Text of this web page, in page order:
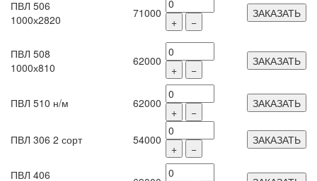
ПВЛ 506
1000х2820
71000
+ −
ЗАКАЗАТЬ
ПВЛ 508
1000х810
62000
+ −
ЗАКАЗАТЬ
ПВЛ 510 н/м 62000
+ −
ЗАКАЗАТЬ
ПВЛ 306 2 сорт 54000
+ −
ЗАКАЗАТЬ
ПВЛ 406